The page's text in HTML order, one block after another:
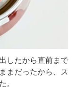
したから直前まで
まだったから、ス
。